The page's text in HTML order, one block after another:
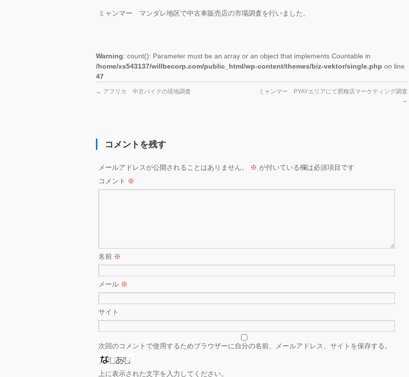
ミャンマー マンダレ地区で中古車販売店の市場調査を行いました。
Warning: count(): Parameter must be an array or an object that implements Countable in
/home/xs543137/willbecorp.com/public_html/wp-content/themes/biz-vektor/single.php on line
47
← アフリカ 中古バイクの現地調査
ミャンマー PYAYエリアにて肥糧店マーケティング調査
→
コメントを残す
メールアドレスが公開されることはありません。 ※ が付いている欄は必須項目です
コメント ※
名前 ※
メール ※
サイト
次回のコメントで使用するためブラウザーに自分の名前、メールアドレス、サイトを保存する。
上に表示された文字を入力してください。